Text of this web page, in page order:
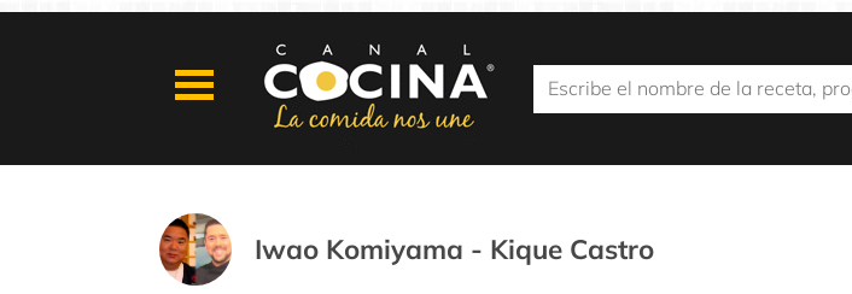
Iwao Komiyama - Kique Castro